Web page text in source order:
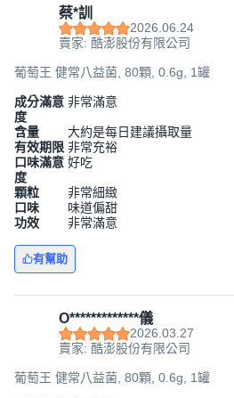
蔡*訓
2026.06.24
賣家: 酷澎股份有限公司
葡萄王 健常八益菌, 80顆, 0.6g, 1罐
成分滿意
度
非常滿意
含量
大約是每日建議攝取量
有效期限 非常充裕
口味滿意
度
好吃
顆粒
非常細緻
口味
味道偏甜
功效
非常滿意
有幫助
O*************儀
2026.03.27
賣家: 酷澎股份有限公司
葡萄王 健常八益菌, 80顆, 0.6g, 1罐